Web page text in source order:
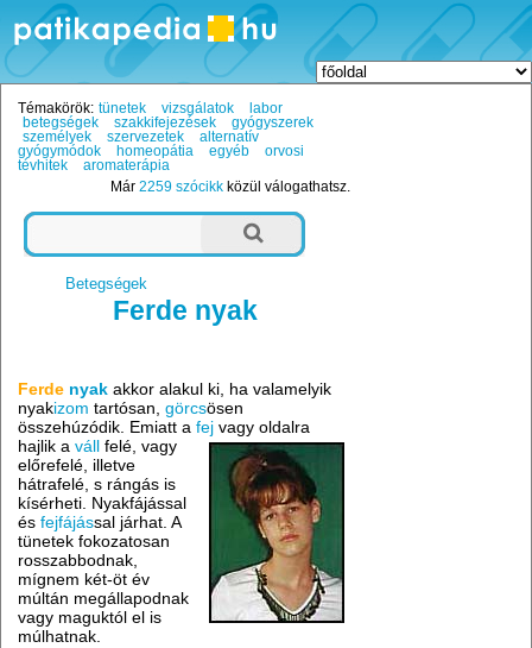
Témakörök: tünetek vizsgálatok
labor
betegségek
szakkifejezések
gyógyszerek
személyek
szervezetek
alternatív
gyógymódok
homeopátia egyéb
orvosi
tévhitek
aromaterápia
Már2259 szócikk közül válogathatsz.
Betegségek
Ferde nyak
Ferde nyak akkor alakul ki, ha valamelyik
nyakizom tartósan,görcsösen
összehúzódik. Emiatt afej vagy oldalra
hajlik aváll felé, vagy
előrefelé, illetve
hátrafelé, s rángás is
kísérheti. Nyakfájással
ésfejfájással járhat. A
tünetek fokozatosan
rosszabbodnak,
mígnem két-öt év
múltán megállapodnak
vagy maguktól el is
múlhatnak.